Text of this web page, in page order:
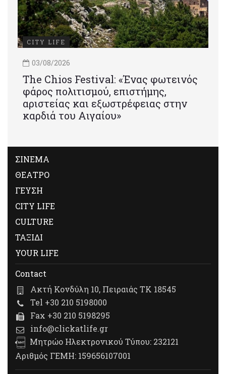
CITY LIFE
03/08/2026
Τhe Chios Festival: «Ένας φωτεινός
φάρος πολιτισμού, επιστήμης,
αριστείας και εξωστρέφειας στην
καρδιά του Αιγαίου»
ΣΙΝΕΜΑ
ΘΕΑΤΡΟ
ΓΕΥΣΗ
CITY LIFE
CULTURE
ΤΑΞΙΔΙ
YOUR LIFE
Contact
Ακτή Κονδύλη 10, Πειραιάς ΤΚ 18545
Tel +30 210 5198000
Fax +30 210 5198295
info@clickatlife.gr
Μητρώο Ηλεκτρονικού Τύπου: 232121
Αριθμός ΓΕΜΗ: 159656107001